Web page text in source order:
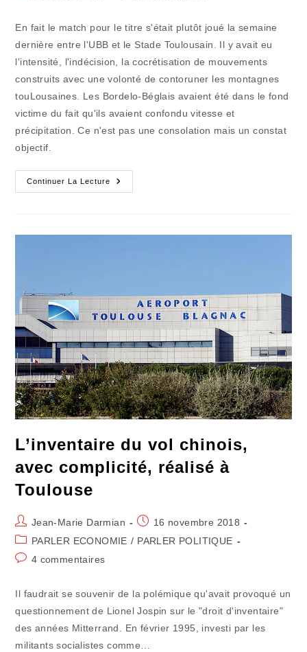
En fait le match pour le titre s'était plutôt joué la semaine
dernière entre l'UBB et le Stade Toulousain. Il y avait eu
l'intensité, l'indécision, la cocrétisation de mouvements
construits avec une volonté de contoruner les montagnes
touLousaines. Les Bordelo-Béglais avaient été dans le fond
victime du fait qu'ils avaient confondu vitesse et
précipitation. Ce n'est pas une consolation mais un constat
objectif.
Continuer La Lecture
Finalement
La
L’inventaire du vol chinois,
avec complicité, réalisé à
Toulouse
Auteur/autrice
de
publication :
Jean-Marie Darmian
Publication
publiée :
16 novembre 2018
Post
category:
PARLER ECONOMIE / PARLER POLITIQUE
Commentaires
4 commentaires
Il faudrait se souvenir de la polémique qu'avait provoqué un
questionnement de Lionel Jospin sur le "droit d'inventaire"
des années Mitterrand. En février 1995, investi par les
militants socialistes comme…